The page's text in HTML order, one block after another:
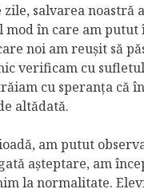
salvarea noastră
mod în care am putut
noi am reușit să
verificam cu
cu speranța că
altădată.
am putut
așteptare, am
la normalitate.